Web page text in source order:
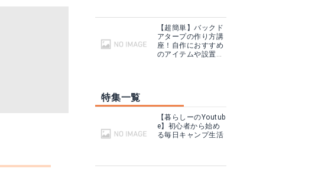
【超簡単】バックド
アタープの作り方講
座！自作におすすめ
のアイテムや設置方
特集一覧
【暮らしーのYoutub
e】初心者から始め
る毎日キャンプ生活